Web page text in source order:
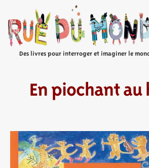
Des livres pour interroger et imaginer le
En piochant au